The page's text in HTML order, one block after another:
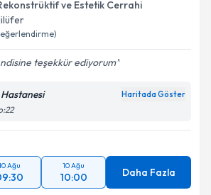
ve Estetik Cerrahi
teşekkür ediyorum
Haritada Göster
Ağu 10 Ağu
10:00 Daha Fazla